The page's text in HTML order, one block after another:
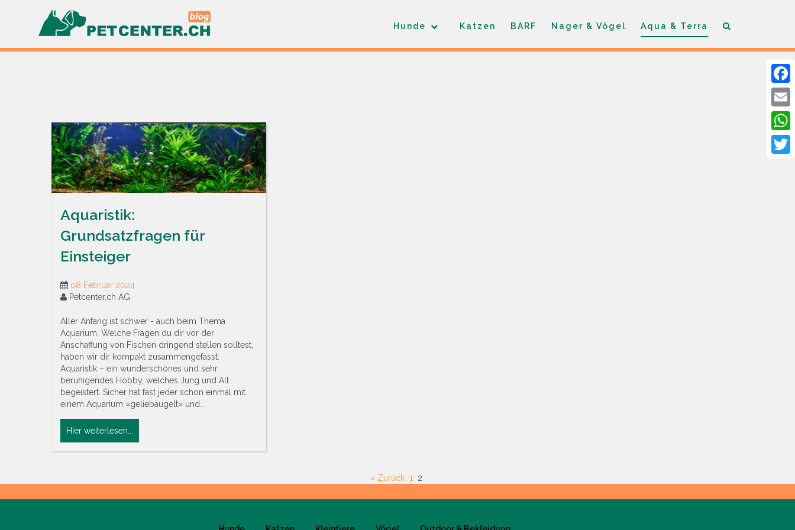
Hunde Katzen BARF Nager & Vögel Aqua & Terra
Aquaristik:
Grundsatzfragen für
Einsteiger
08 Februar 2024
Petcenter.ch AG
Aller Anfang ist schwer - auch beim Thema
Aquarium. Welche Fragen du dir vor der
Anschaffung von Fischen dringend stellen solltest,
haben wir dir kompakt zusammengefasst.
Aquaristik – ein wunderschönes und sehr
beruhigendes Hobby, welches Jung und Alt
begeistert. Sicher hat fast jeder schon einmal mit
einem Aquarium «geliebäugelt» und…
Hier weiterlesen...
« Zurück 1 2
Email